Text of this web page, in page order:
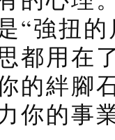
“強扭
都用在
的絆腳
你的事